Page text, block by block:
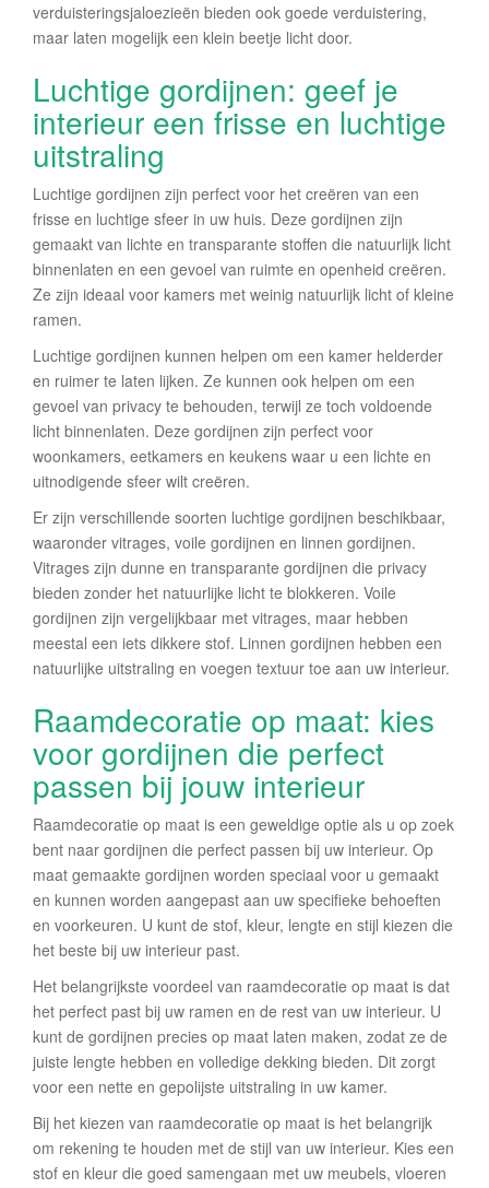
verduisteringsjaloezieën bieden ook goede verduistering,
maar laten mogelijk een klein beetje licht door.
Luchtige gordijnen: geef je
interieur een frisse en luchtige
uitstraling
Luchtige gordijnen zijn perfect voor het creëren van een
frisse en luchtige sfeer in uw huis. Deze gordijnen zijn
gemaakt van lichte en transparante stoffen die natuurlijk licht
binnenlaten en een gevoel van ruimte en openheid creëren.
Ze zijn ideaal voor kamers met weinig natuurlijk licht of kleine
ramen.
Luchtige gordijnen kunnen helpen om een kamer helderder
en ruimer te laten lijken. Ze kunnen ook helpen om een
gevoel van privacy te behouden, terwijl ze toch voldoende
licht binnenlaten. Deze gordijnen zijn perfect voor
woonkamers, eetkamers en keukens waar u een lichte en
uitnodigende sfeer wilt creëren.
Er zijn verschillende soorten luchtige gordijnen beschikbaar,
waaronder vitrages, voile gordijnen en linnen gordijnen.
Vitrages zijn dunne en transparante gordijnen die privacy
bieden zonder het natuurlijke licht te blokkeren. Voile
gordijnen zijn vergelijkbaar met vitrages, maar hebben
meestal een iets dikkere stof. Linnen gordijnen hebben een
natuurlijke uitstraling en voegen textuur toe aan uw interieur.
Raamdecoratie op maat: kies
voor gordijnen die perfect
passen bij jouw interieur
Raamdecoratie op maat is een geweldige optie als u op zoek
bent naar gordijnen die perfect passen bij uw interieur. Op
maat gemaakte gordijnen worden speciaal voor u gemaakt
en kunnen worden aangepast aan uw specifieke behoeften
en voorkeuren. U kunt de stof, kleur, lengte en stijl kiezen die
het beste bij uw interieur past.
Het belangrijkste voordeel van raamdecoratie op maat is dat
het perfect past bij uw ramen en de rest van uw interieur. U
kunt de gordijnen precies op maat laten maken, zodat ze de
juiste lengte hebben en volledige dekking bieden. Dit zorgt
voor een nette en gepolijste uitstraling in uw kamer.
Bij het kiezen van raamdecoratie op maat is het belangrijk
om rekening te houden met de stijl van uw interieur. Kies een
stof en kleur die goed samengaan met uw meubels, vloeren